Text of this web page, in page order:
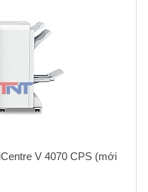
V 4070 CPS (mới